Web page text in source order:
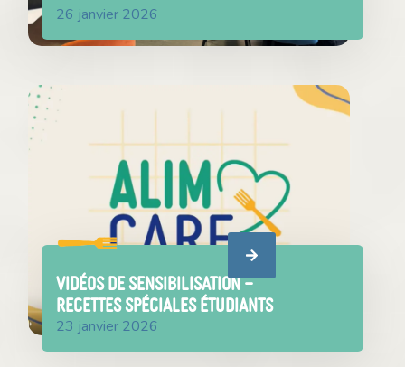
26 janvier 2026
VIDÉOS DE SENSIBILISATION –
RECETTES SPÉCIALES ÉTUDIANTS
23 janvier 2026